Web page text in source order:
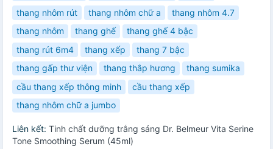
thang nhôm rút
thang nhôm chữ a
thang nhôm 4.7
thang nhôm
thang ghế
thang ghế 4 bậc
thang rút 6m4
thang xếp
thang 7 bậc
thang gấp thư viện
thang thắp hương
thang sumika
cầu thang xếp thông minh
cầu thang xếp
thang nhôm chữ a jumbo
Liên kết: Tinh chất dưỡng trắng sáng Dr. Belmeur Vita Serine
Tone Smoothing Serum (45ml)